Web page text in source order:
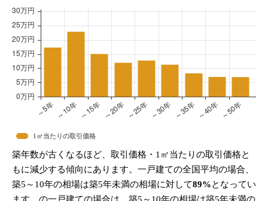
1㎡当たりの取引価格
築年数が古くなるほど、取引価格・1㎡当たりの取引価格と
もに減少する傾向にあります。一戸建ての全国平均の場合、
築5～10年の相場は築5年未満の相場に対して89%となってい